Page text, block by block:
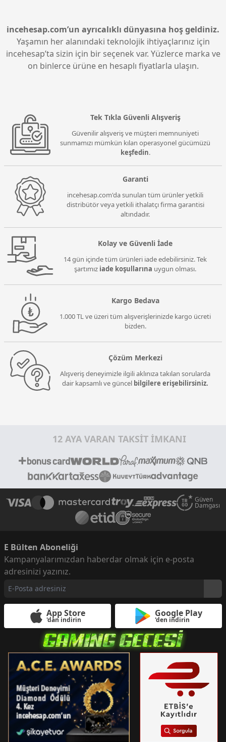
incehesap.com’un ayrıcalıklı dünyasına hoş geldiniz.
Yaşamın her alanındaki teknolojik ihtiyaçlarınız için
incehesap’ta sizin için bir seçenek var. Yüzlerce marka ve
on binlerce ürüne en hesaplı fiyatlarla ulaşın.
Tek Tıkla Güvenli Alışveriş
Güvenilir alışveriş ve müşteri memnuniyeti
sunmamızı mümkün kılan operasyonel gücümüzü
keşfedin.
Garanti
incehesap.com'da sunulan tüm ürünler yetkili
distribütör veya yetkili ithalatçı firma garantisi
altındadır.
Kolay ve Güvenli İade
14 gün içinde tüm ürünleri iade edebilirsiniz. Tek
şartımız iade koşullarına uygun olması.
Kargo Bedava
1.000 TL ve üzeri tüm alışverişlerinizde kargo ücreti
bizden.
Çözüm Merkezi
Alışveriş deneyimizle ilgili aklınıza takılan sorularda
dair kapsamlı ve güncel bilgilere erişebilirsiniz.
12 AYA VARAN TAKSİT İMKANI
Güven
Damgası
E Bülten Aboneliği
Kampanyalarımızdan haberdar olmak için e-posta
adresinizi yazınız.
App Store
'dan indirin
Google Play
'den indirin